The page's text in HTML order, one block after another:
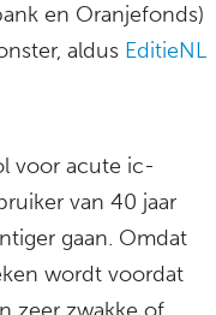
en Oranjefonds)
aldus EditieNL
voor acute ic-
van 40 jaar
gaan. Omdat
wordt voordat